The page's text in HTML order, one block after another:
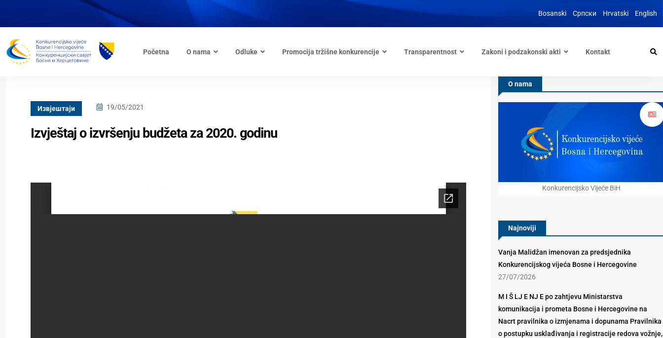
Bosanski Српски Hrvatski English
Početna O nama Odluke Promocija tržišne konkurencije Transparentnost Zakoni i podzakonski akti Kontakt
Извјештаји 19/05/2021
Izvještaj o izvršenju budžeta za 2020. godinu
O nama
Konkurencijsko Vijeće BiH
Najnoviji
Vanja Malidžan imenovan za predsjednika
Konkurencijskog vijeća Bosne i Hercegovine
27/07/2026
M I Š LJ E NJ E po zahtjevu Ministarstva
komunikacija i prometa Bosne i Hercegovine na
Nacrt pravilnika o izmjenama i dopunama Pravilnika
o postupku usklađivanja i registracije redova vožnje,